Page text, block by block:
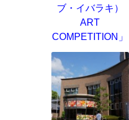
ブ・イバラキ）
ART
COMPETITION」